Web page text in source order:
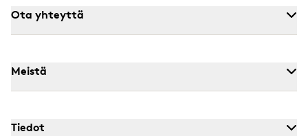
Ota yhteyttä
Meistä
Tiedot